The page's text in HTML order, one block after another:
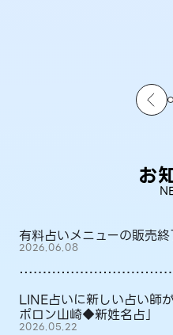
お
有料占いメニューの販売
2026.06.08
LINE占いに新しい占い師
ポロン山崎◆新姓名占」
2026.05.22